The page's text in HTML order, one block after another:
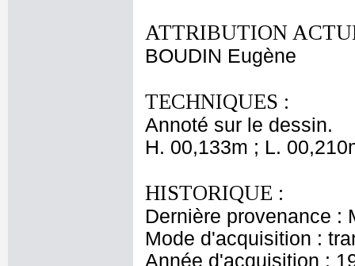
ATTRIBUTION
BOUDIN Eugène
TECHNIQUES :
Annoté sur le dessin.
H. 00,133m ; L.
HISTORIQUE :
Dernière provenance :
Mode d'acquisition :
Année d'acquisition :